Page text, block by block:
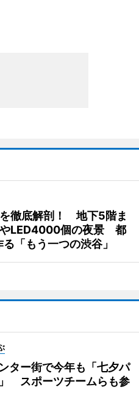
徹底解剖！ 地下5階ま
やLED4000個の夜景 都
「もう一つの渋谷」
ター街で今年も「七夕パ
スポーツチームらも参